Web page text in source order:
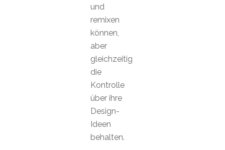
und
remixen
können,
aber
gleichzeitig
die
Kontrolle
über ihre
Design-
Ideen
behalten.